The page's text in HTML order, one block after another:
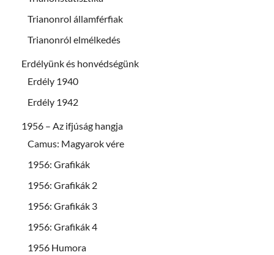
Trianonrol államférfiak
Trianonról elmélkedés
Erdélyünk és honvédségünk
Erdély 1940
Erdély 1942
1956 – Az ifjúság hangja
Camus: Magyarok vére
1956: Grafikák
1956: Grafikák 2
1956: Grafikák 3
1956: Grafikák 4
1956 Humora